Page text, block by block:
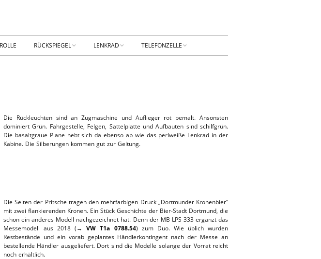
RÜCKSPIEGEL
TICKER-RÜCKSPIEGEL
Fan.SHOP – ARCHIV
LENKRAD
WERBUNG
TELEFONZELLE
Historie der Privatsphäre-
Einstellungen
Die Rückleuchten sind an Zugmaschine und Auflieger rot bemalt. Ansonsten
dominiert Grün. Fahrgestelle, Felgen, Sattelplatte und Aufbauten sind schilfgrün.
Die basaltgraue Plane hebt sich da ebenso ab wie das perlweiße Lenkrad in der
Kabine. Die Silberungen kommen gut zur Geltung.
Die Seiten der Pritsche tragen den mehrfarbigen Druck „Dortmunder Kronenbier“
mit zwei flankierenden Kronen. Ein Stück Geschichte der Bier-Stadt Dortmund, die
schon ein anderes Modell nachgezeichnet hat. Denn der MB LPS 333 ergänzt das
Messemodell aus 2018 (→VW T1a 0788.54) zum Duo. Wie üblich wurden
Restbestände und ein vorab geplantes Händlerkontingent nach der Messe an
bestellende Händler ausgeliefert. Dort sind die Modelle solange der Vorrat reicht
noch erhältlich.